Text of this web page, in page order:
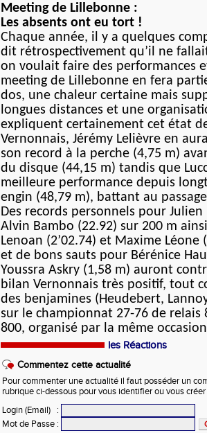
Meeting de Lillebonne :
Les absents ont eu tort !
Chaque année, il y a quelques
dit rétrospectivement qu’il ne
on voulait faire des performances
meeting de Lillebonne en fera
dos, une chaleur certaine mais
longues distances et une
expliquent certainement cet état
Vernonnais, Jérémy Lelièvre en
son record à la perche (4,75 m)
du disque (44,15 m) tandis que
meilleure performance depuis
engin (48,79 m), battant au
Des records personnels pour
Alvin Bambo (22.92) sur 200 m
Lenoan (2’02.74) et Maxime Léone
et de bons sauts pour Bérénice
Youssra Askry (1,58 m) auront
bilan Vernonnais très positif, tout
des benjamines (Heudebert,
sur le championnat 27-76 de relais
800, organisé par la même
les Réactions
Commentez cette actualité
Pour commenter une actualité il faut posséder un
rubrique ci-dessous pour vous identifier ou vous
Login (Email)
:
Mot de Passe :